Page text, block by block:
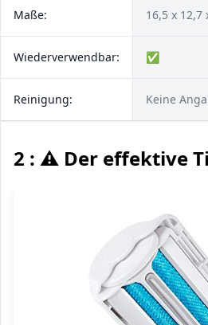
Maße: 16,5 x 12,7
Wiederverwendbar: ✅
Reinigung: Keine
2 : ⚠️ Der effektive